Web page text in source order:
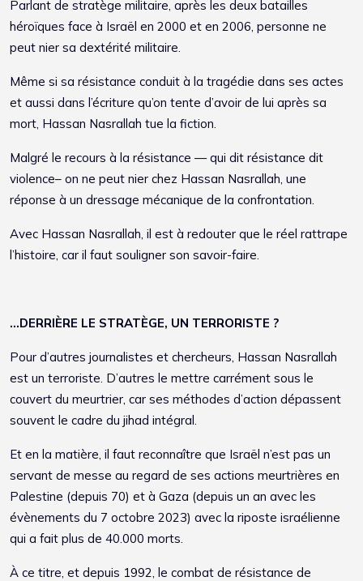
Parlant de stratège militaire, après les deux batailles
héroïques face à Israël en 2000 et en 2006, personne ne
peut nier sa dextérité militaire.
Même si sa résistance conduit à la tragédie dans ses actes
et aussi dans l’écriture qu’on tente d’avoir de lui après sa
mort, Hassan Nasrallah tue la fiction.
Malgré le recours à la résistance — qui dit résistance dit
violence– on ne peut nier chez Hassan Nasrallah, une
réponse à un dressage mécanique de la confrontation.
Avec Hassan Nasrallah, il est à redouter que le réel rattrape
l’histoire, car il faut souligner son savoir-faire.
…DERRIÈRE LE STRATÈGE, UN TERRORISTE ?
Pour d’autres journalistes et chercheurs, Hassan Nasrallah
est un terroriste. D’autres le mettre carrément sous le
couvert du meurtrier, car ses méthodes d’action dépassent
souvent le cadre du jihad intégral.
Et en la matière, il faut reconnaître que Israël n’est pas un
servant de messe au regard de ses actions meurtrières en
Palestine (depuis 70) et à Gaza (depuis un an avec les
évènements du 7 octobre 2023) avec la riposte israélienne
qui a fait plus de 40.000 morts.
À ce titre, et depuis 1992, le combat de résistance de